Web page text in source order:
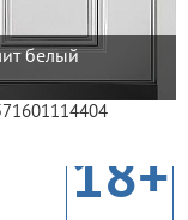
белый
18+